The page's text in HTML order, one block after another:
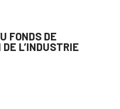
FONDS DE
DE L’INDUSTRIE